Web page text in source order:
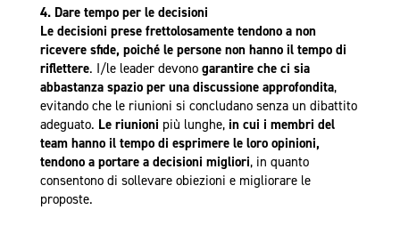
4. Dare tempo per le decisioni
Le decisioni prese frettolosamente tendono a non
ricevere sfide, poiché le persone non hanno il tempo di
riflettere. I/le leader devono garantire che ci sia
abbastanza spazio per una discussione approfondita,
evitando che le riunioni si concludano senza un dibattito
adeguato. Le riunioni più lunghe, in cui i membri del
team hanno il tempo di esprimere le loro opinioni,
tendono a portare a decisioni migliori, in quanto
consentono di sollevare obiezioni e migliorare le
proposte.